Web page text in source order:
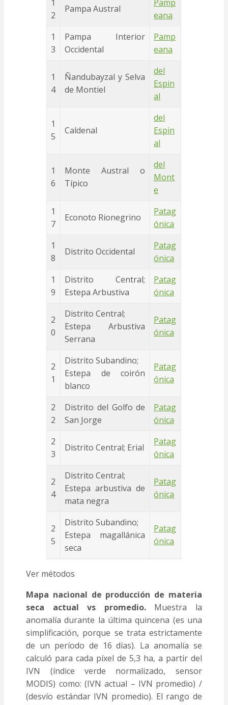
1
2
Pampa Austral
Pamp
eana
1
3
Pampa Interior
Occidental
Pamp
eana
1
4
Ñandubayzal y Selva
de Montiel
del
Espin
al
1
5
Caldenal
del
Espin
al
1
6
Monte Austral o
Típico
del
Mont
e
1
7
Econoto Rionegrino
Patag
ónica
1
8
Distrito Occidental
Patag
ónica
1
9
Distrito Central;
Estepa Arbustiva
Patag
ónica
2
0
Distrito Central;
Estepa Arbustiva
Serrana
Patag
ónica
2
1
Distrito Subandino;
Estepa de coirón
blanco
Patag
ónica
2
2
Distrito del Golfo de
San Jorge
Patag
ónica
2
3
Distrito Central; Erial
Patag
ónica
2
4
Distrito Central;
Estepa arbustiva de
mata negra
Patag
ónica
2
5
Distrito Subandino;
Estepa magallánica
seca
Patag
ónica
Ver métodos
Mapa nacional de producción de materia
seca actual vs promedio.Muestra la
anomalía durante la última quincena (es una
simplificación, porque se trata estrictamente
de un período de 16 días). La anomalía se
calculó para cada píxel de 5,3 ha, a partir del
IVN (índice verde normalizado, sensor
MODIS) como: (IVN actual – IVN promedio) /
(desvío estándar IVN promedio). El rango de